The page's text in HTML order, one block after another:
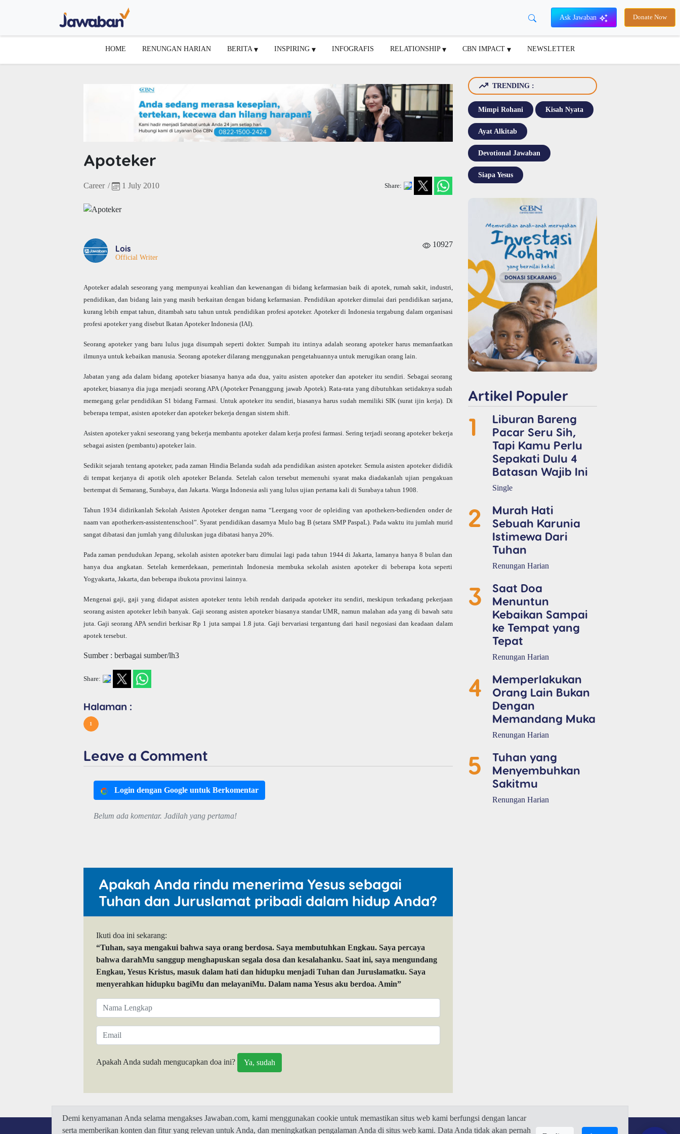
Ask Jawaban Donate Now
HOME RENUNGAN HARIAN BERITA INSPIRING INFOGRAFIS RELATIONSHIP CBN IMPACT NEWSLETTER
Apoteker
Career / 1 July 2010 Share:
Lois
Official Writer
10927
Apoteker adalah seseorang yang mempunyai keahlian dan kewenangan di bidang kefarmasian baik di apotek, rumah sakit, industri,
pendidikan, dan bidang lain yang masih berkaitan dengan bidang kefarmasian. Pendidikan apoteker dimulai dari pendidikan sarjana,
kurang lebih empat tahun, ditambah satu tahun untuk pendidikan profesi apoteker. Apoteker di Indonesia tergabung dalam organisasi
profesi apoteker yang disebut Ikatan Apoteker Indonesia (IAI).
Seorang apoteker yang baru lulus juga disumpah seperti dokter. Sumpah itu intinya adalah seorang apoteker harus memanfaatkan
ilmunya untuk kebaikan manusia. Seorang apoteker dilarang menggunakan pengetahuannya untuk merugikan orang lain.
Jabatan yang ada dalam bidang apoteker biasanya hanya ada dua, yaitu asisten apoteker dan apoteker itu sendiri. Sebagai seorang
apoteker, biasanya dia juga menjadi seorang APA (Apoteker Penanggung jawab Apotek). Rata-rata yang dibutuhkan setidaknya sudah
memegang gelar pendidikan S1 bidang Farmasi. Untuk apoteker itu sendiri, biasanya harus sudah memiliki SIK (surat ijin kerja). Di
beberapa tempat, asisten apoteker dan apoteker bekerja dengan sistem shift.
Asisten apoteker yakni seseorang yang bekerja membantu apoteker dalam kerja profesi farmasi. Sering terjadi seorang apoteker bekerja
sebagai asisten (pembantu) apoteker lain.
Sedikit sejarah tentang apoteker, pada zaman Hindia Belanda sudah ada pendidikan asisten apoteker. Semula asisten apoteker dididik
di tempat kerjanya di apotik oleh apoteker Belanda. Setelah calon tersebut memenuhi syarat maka diadakanlah ujian pengakuan
bertempat di Semarang, Surabaya, dan Jakarta. Warga Indonesia asli yang lulus ujian pertama kali di Surabaya tahun 1908.
Tahun 1934 didirikanlah Sekolah Asisten Apoteker dengan nama “Leergang voor de opleiding van apothekers-bedienden onder de
naam van apotherkers-assistentenschool”. Syarat pendidikan dasarnya Mulo bag B (setara SMP PaspaL). Pada waktu itu jumlah murid
sangat dibatasi dan jumlah yang diluluskan juga dibatasi hanya 20%.
Pada zaman pendudukan Jepang, sekolah asisten apoteker baru dimulai lagi pada tahun 1944 di Jakarta, lamanya hanya 8 bulan dan
hanya dua angkatan. Setelah kemerdekaan, pemerintah Indonesia membuka sekolah asisten apoteker di beberapa kota seperti
Yogyakarta, Jakarta, dan beberapa ibukota provinsi lainnya.
Mengenai gaji, gaji yang didapat asisten apoteker tentu lebih rendah daripada apoteker itu sendiri, meskipun terkadang pekerjaan
seorang asisten apoteker lebih banyak. Gaji seorang asisten apoteker biasanya standar UMR, namun malahan ada yang di bawah satu
juta. Gaji seorang APA sendiri berkisar Rp 1 juta sampai 1.8 juta. Gaji bervariasi tergantung dari hasil negosiasi dan keadaan dalam
apotek tersebut.
Sumber : berbagai sumber/lh3
Share:
Halaman :
1
Leave a Comment
Login dengan Google untuk Berkomentar
Belum ada komentar. Jadilah yang pertama!
Apakah Anda rindu menerima Yesus sebagai
Tuhan dan Juruslamat pribadi dalam hidup Anda?
Ikuti doa ini sekarang:
“Tuhan, saya mengakui bahwa saya orang berdosa. Saya membutuhkan Engkau. Saya percaya
bahwa darahMu sanggup menghapuskan segala dosa dan kesalahanku. Saat ini, saya mengundang
Engkau, Yesus Kristus, masuk dalam hati dan hidupku menjadi Tuhan dan Juruslamatku. Saya
menyerahkan hidupku bagiMu dan melayaniMu. Dalam nama Yesus aku berdoa. Amin”
Apakah Anda sudah mengucapkan doa ini?
TRENDING :
Mimpi Rohani Kisah Nyata
Ayat Alkitab
Devotional Jawaban
Siapa Yesus
Artikel Populer
1
Liburan Bareng
Pacar Seru Sih,
Tapi Kamu Perlu
Sepakati Dulu 4
Batasan Wajib Ini
Single
2
Murah Hati
Sebuah Karunia
Istimewa Dari
Tuhan
Renungan Harian
3
Saat Doa
Menuntun
Kebaikan Sampai
ke Tempat yang
Tepat
Renungan Harian
4
Memperlakukan
Orang Lain Bukan
Dengan
Memandang Muka
Renungan Harian
5
Tuhan yang
Menyembuhkan
Sakitmu
Renungan Harian
Demi kenyamanan Anda selama mengakses Jawaban.com, kami menggunakan cookie untuk memastikan situs web kami berfungsi dengan lancar
serta memberikan konten dan fitur yang relevan untuk Anda, dan meningkatkan pengalaman Anda di situs web kami. Data Anda tidak akan pernah